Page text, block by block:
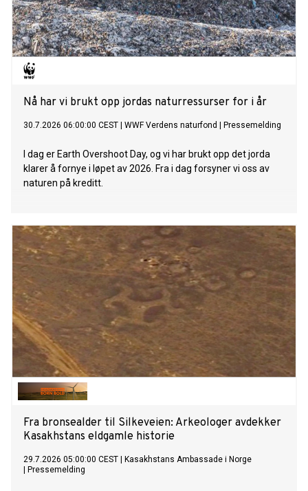
Nå har vi brukt opp jordas naturressurser for i år
30.7.2026 06:00:00 CEST WWF Verdens naturfond Pressemelding
I dag er Earth Overshoot Day, og vi har brukt opp det jorda
klarer å fornye i løpet av 2026. Fra i dag forsyner vi oss av
naturen på kreditt.
Fra bronsealder til Silkeveien: Arkeologer avdekker
Kasakhstans eldgamle historie
29.7.2026 05:00:00 CEST
Kasakhstans Ambassade i Norge
Pressemelding